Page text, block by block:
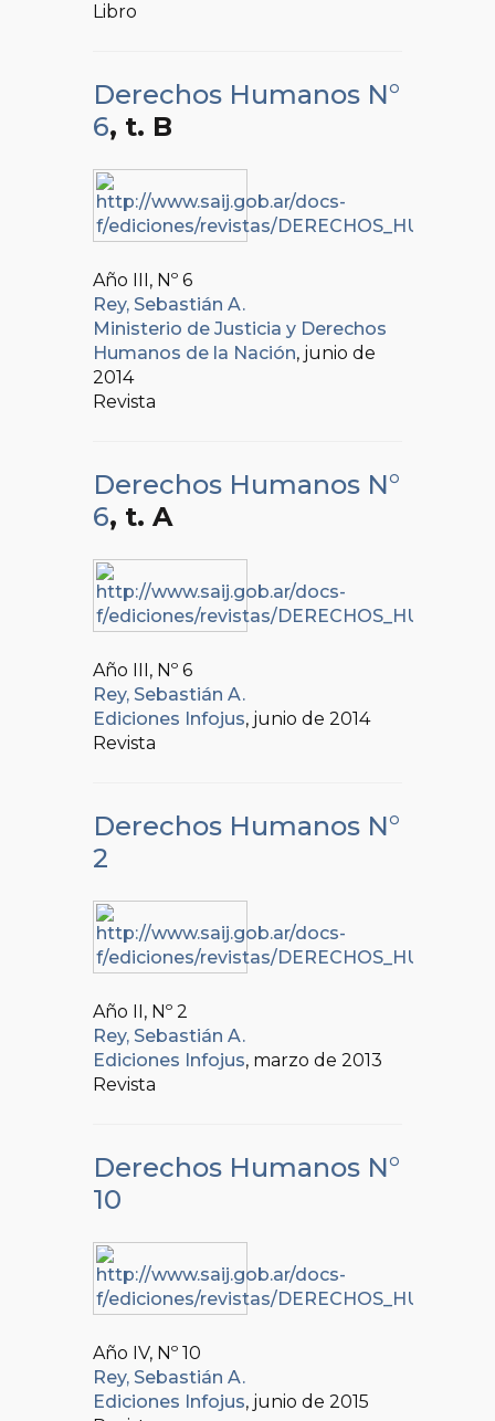
Libro
Derechos Humanos N°
6, t. B
Año III, Nº 6
Rey, Sebastián A.
Ministerio de Justicia y Derechos
Humanos de la Nación, junio de
2014
Revista
Derechos Humanos N°
6, t. A
Año III, Nº 6
Rey, Sebastián A.
Ediciones Infojus, junio de 2014
Revista
Derechos Humanos N°
2
Año II, Nº 2
Rey, Sebastián A.
Ediciones Infojus, marzo de 2013
Revista
Derechos Humanos N°
10
Año IV, Nº 10
Rey, Sebastián A.
Ediciones Infojus, junio de 2015